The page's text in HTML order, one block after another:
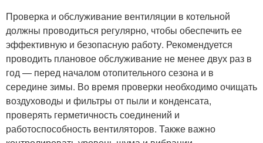
Проверка и обслуживание вентиляции в котельной
должны проводиться регулярно, чтобы обеспечить ее
эффективную и безопасную работу. Рекомендуется
проводить плановое обслуживание не менее двух раз в
год — перед началом отопительного сезона и в
середине зимы. Во время проверки необходимо очищать
воздуховоды и фильтры от пыли и конденсата,
проверять герметичность соединений и
работоспособность вентиляторов. Также важно